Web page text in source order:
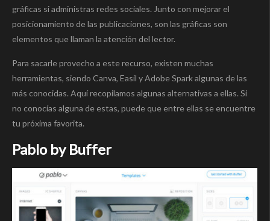
gráficas si administras redes sociales. Junto con mejorar el
posicionamiento de las publicaciones, son las gráficas son
elementos que llaman la atención del lector.
Para sacarle provecho a este recurso, existen muchas
herramientas, siendo Canva, Easil y Adobe Spark algunas de las
más conocidas. Aquí recopilamos algunas alternativas a ellas. Si
no conocías alguna de estas, puede que entre ellas se encuentre
tu próxima favorita.
Pablo by Buffer